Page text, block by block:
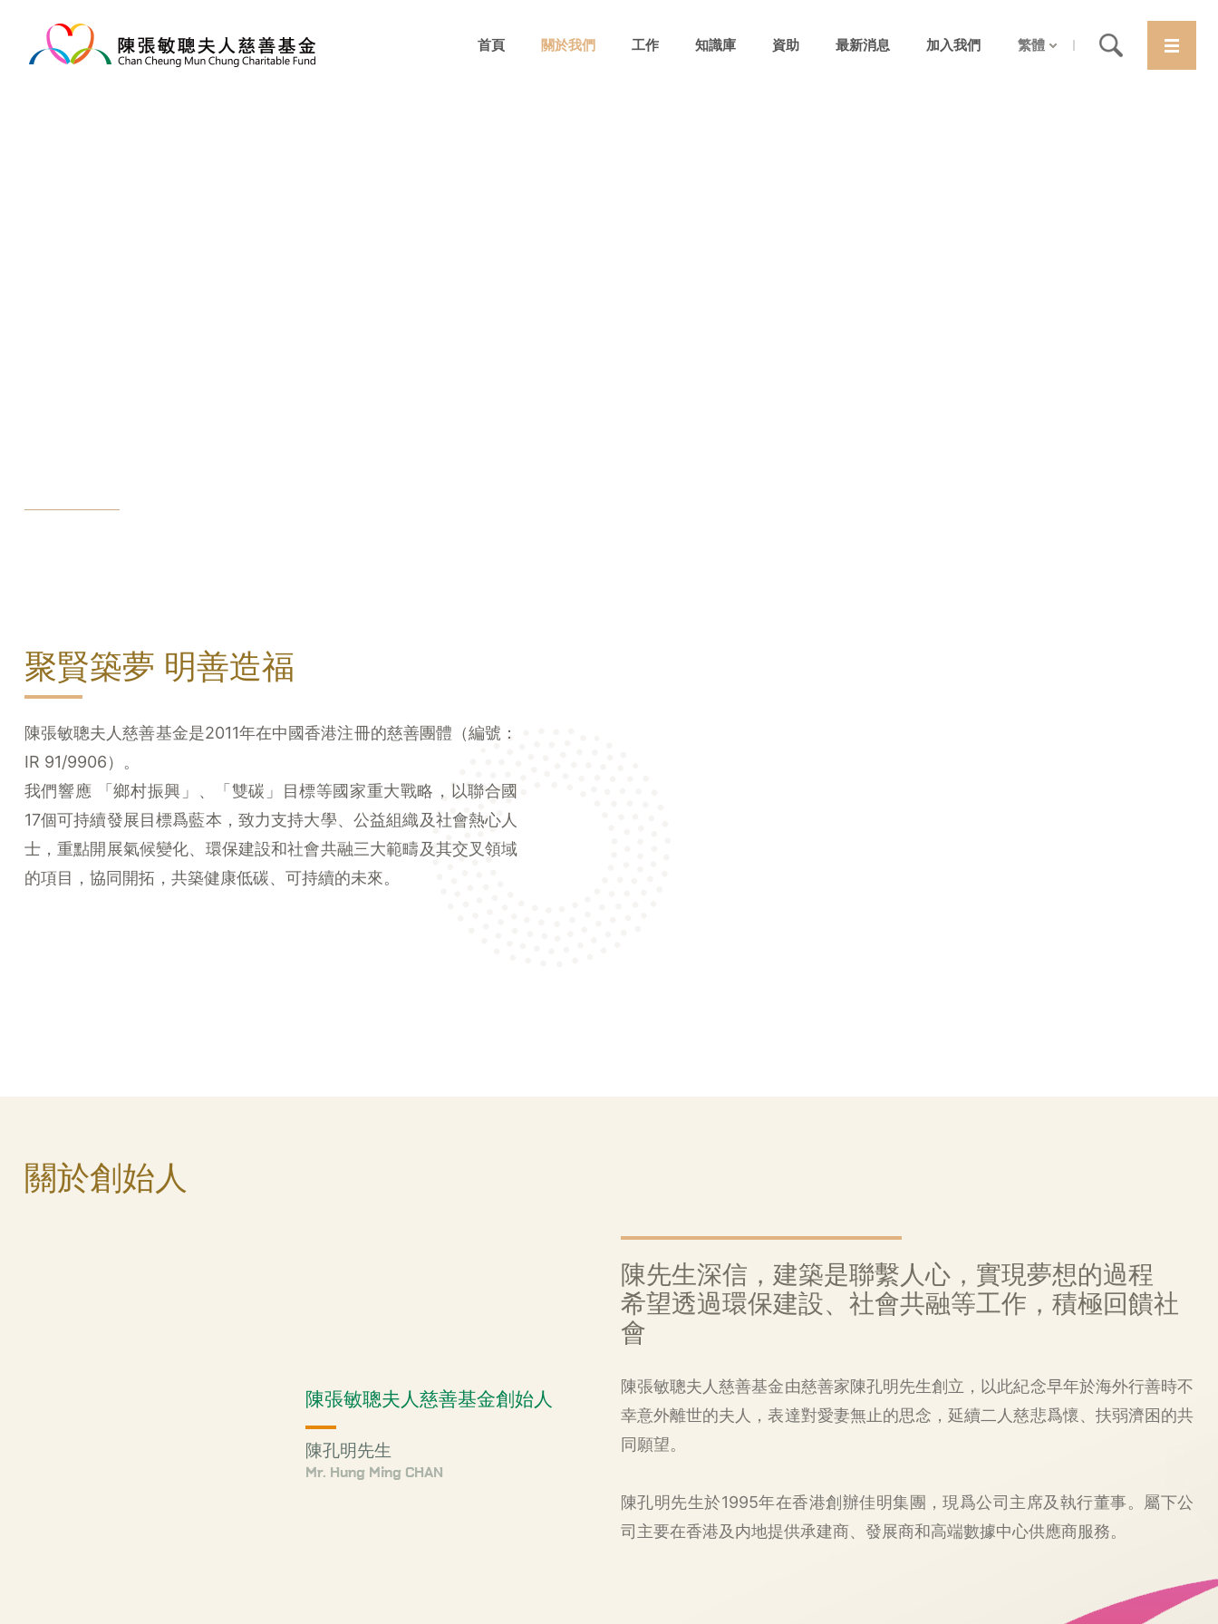
首頁 關於我們 工作 知識庫 資助 最新消息 加入我們 繁體
聚賢築夢 明善造福​
陳張敏聰夫人慈善基金是2011年在中國香港注冊的慈善團體（編號：
IR 91/9906）。
我們響應 「鄉村振興」、「雙碳」目標等國家重大戰略，以聯合國
17個可持續發展目標爲藍本，致力支持大學、公益組織及社會熱心人
士，重點開展氣候變化、環保建設和社會共融三大範疇及其交叉領域
的項目，協同開拓，共築健康低碳、可持續的未來。
關於創始人​
陳張敏聰夫人慈善基金創始人
陳孔明先生
Mr. Hung Ming CHAN
陳先生深信，建築是聯繫人心，實現夢想的過程
希望透過環保建設、社會共融等工作，積極回饋社
會
陳張敏聰夫人慈善基金由慈善家陳孔明先生創立，以此紀念早年於海外行善時不
幸意外離世的夫人，表達對愛妻無止的思念，延續二人慈悲爲懷、扶弱濟困的共
同願望。
陳孔明先生於1995年在香港創辦佳明集團，現爲公司主席及執行董事。屬下公
司主要在香港及内地提供承建商、發展商和高端數據中心供應商服務。